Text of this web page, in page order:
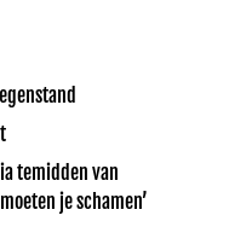
temidden van
je schamen’